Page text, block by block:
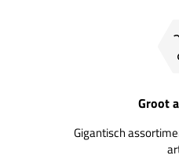
Groot
Gigantisch